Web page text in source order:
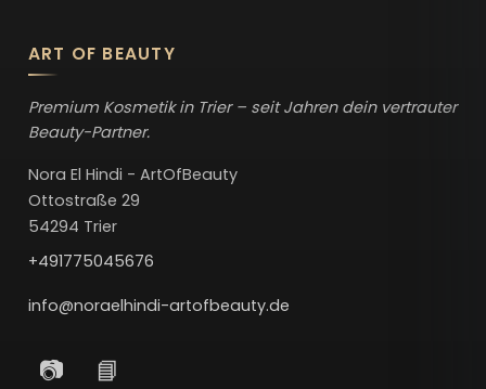
ART OF BEAUTY
Premium Kosmetik in Trier – seit Jahren dein vertrauter
Beauty-Partner.
Nora El Hindi - ArtOfBeauty
Ottostraße 29
54294 Trier
+491775045676
info@noraelhindi-artofbeauty.de
📷 📘